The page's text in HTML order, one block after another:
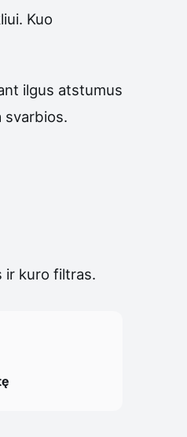
Kuo
ilgus atstumus
svarbios.
ir kuro filtras.